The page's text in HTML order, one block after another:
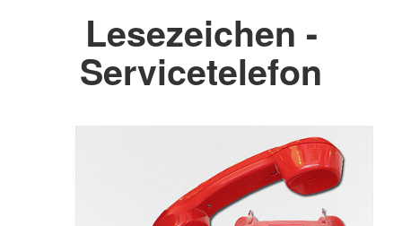
Lesezeichen -
Servicetelefon